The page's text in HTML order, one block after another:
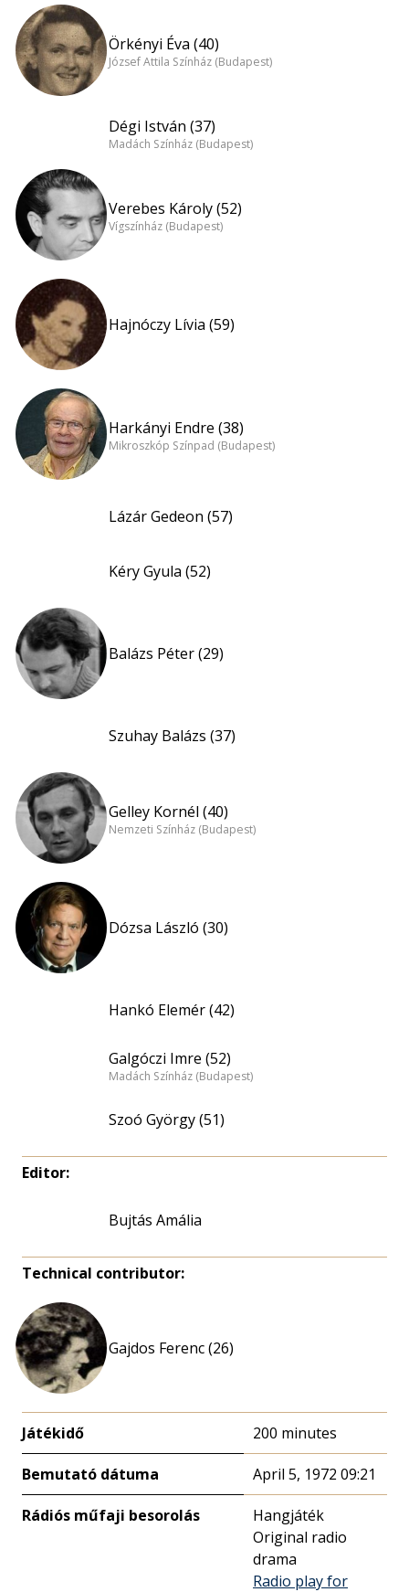
Örkényi Éva (40)
József Attila Színház (Budapest)
Dégi István (37)
Madách Színház (Budapest)
Verebes Károly (52)
Vígszínház (Budapest)
Hajnóczy Lívia (59)
Harkányi Endre (38)
Mikroszkóp Színpad (Budapest)
Lázár Gedeon (57)
Kéry Gyula (52)
Balázs Péter (29)
Szuhay Balázs (37)
Gelley Kornél (40)
Nemzeti Színház (Budapest)
Dózsa László (30)
Hankó Elemér (42)
Galgóczi Imre (52)
Madách Színház (Budapest)
Szoó György (51)
Editor:
Bujtás Amália
Technical contributor:
Gajdos Ferenc (26)
Játékidő 200 minutes
Bemutató dátuma April 5, 1972 09:21
Rádiós műfaji besorolás
Hangjáték
Original radio
drama
Radio play for